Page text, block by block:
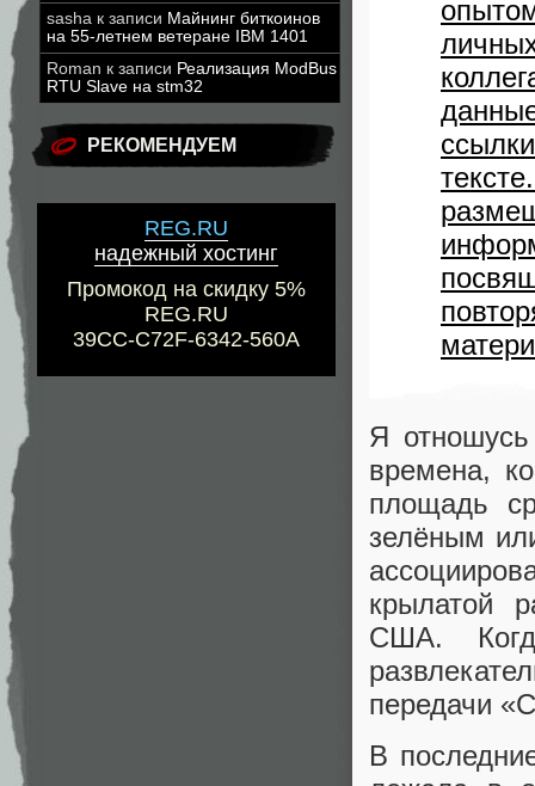
sasha к записи Майнинг биткоинов
на 55-летнем ветеране IBM 1401
Roman к записи Реализация ModBus
RTU Slave на stm32
РЕКОМЕНДУЕМ
REG.RU
надежный хостинг
Промокод на скидку 5%
REG.RU
39CC-C72F-6342-560A
Я
времена,
площадь
зелёным
крылатой
США.
передачи
В